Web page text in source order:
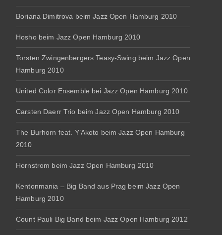
Boriana Dimitrova beim Jazz Open Hamburg 2010
Hosho beim Jazz Open Hamburg 2010
Torsten Zwingenbergers Teasy-Swing beim Jazz Open
Hamburg 2010
United Color Ensemble bei Jazz Open Hamburg 2010
Carsten Daerr Trio beim Jazz Open Hamburg 2010
The Burhorn feat. Y’Akoto beim Jazz Open Hamburg
2010
Hornstrom beim Jazz Open Hamburg 2010
Kentonmania – Big Band aus Prag beim Jazz Open
Hamburg 2010
Count Pauli Big Band beim Jazz Open Hamburg 2012